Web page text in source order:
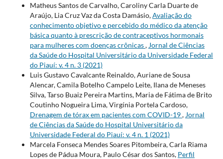
Matheus Santos de Carvalho, Caroliny Carla Duarte de
Araújo, Lia Cruz Vaz da Costa Damásio,Avaliação do
conhecimento objetivo e percebido do médico da atenção
básica quanto à prescrição de contraceptivos hormonais
para mulheres com doenças crônicas, Jornal de Ciências
da Saúde do Hospital Universitário da Universidade Federal
do Piauí: v. 4 n. 3 (2021)
Luis Gustavo Cavalcante Reinaldo, Auriane de Sousa
Alencar, Camila Botelho Campelo Leite, Ilana de Meneses
Silva, Tarso Buaiz Pereira Martins, Maria de Fátima de Brito
Coutinho Nogueira Lima, Virgínia Portela Cardoso,
Drenagem de tórax em pacientes com COVID-19, Jornal
de Ciências da Saúde do Hospital Universitário da
Universidade Federal do Piauí: v. 4 n. 1 (2021)
Marcela Fonseca Mendes Soares Pitombeira, Carla Riama
Lopes de Pádua Moura, Paulo César dos Santos, Perfil